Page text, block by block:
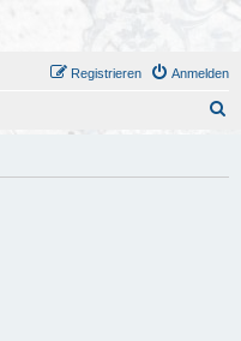
Anmelden
Registrieren